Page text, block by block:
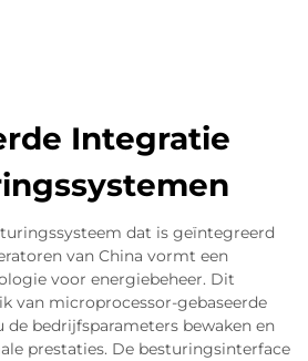
Integratie
dat is geïntegreerd
van China vormt een
voor energiebeheer. Dit
van microprocessor-gebaseerde
bedrijfsparameters bewaken en
prestaties. De besturingsinterface